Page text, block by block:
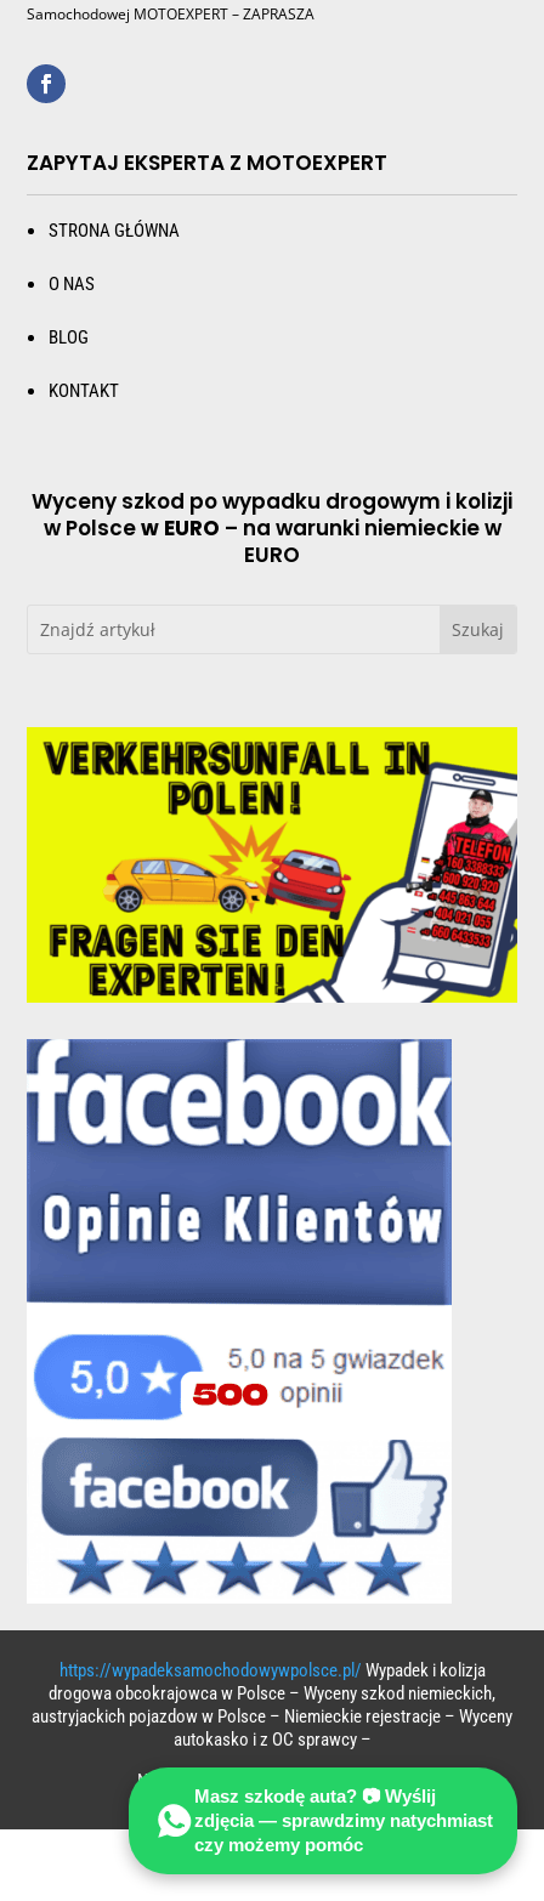
Samochodowej MOTOEXPERT – ZAPRASZA
ZAPYTAJ EKSPERTA Z MOTOEXPERT
STRONA GŁÓWNA
O NAS
BLOG
KONTAKT
Wyceny szkod po wypadku drogowym i kolizji
w Polscew EURO – na warunki niemieckie w
EURO
https://wypadeksamochodowywpolsce.pl/ Wypadek i kolizja
drogowa obcokrajowca w Polsce – Wyceny szkod niemieckich,
austryjackich pojazdow w Polsce – Niemieckie rejestracje – Wyceny
autokasko i z OC sprawcy –
NIE CZEKAJ – ZAPYTAJ EKSPERTA !
Masz szkodę auta? 📷 Wyślij
zdjęcia — sprawdzimy natychmiast
czy możemy pomóc